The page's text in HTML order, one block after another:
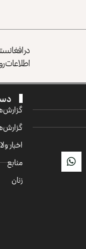
در
اطلاعات
اخبار
منابع
زنان